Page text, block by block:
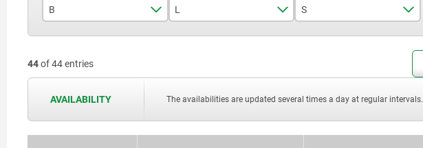
B
40
50
80
L
250
1000
S
8
16
44of 44 entries
AVAILABILITY The availabilities are updated several times a day at regular intervals.